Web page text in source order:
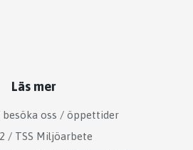
Läs mer
oss / öppettider
/ TSS Miljöarbete